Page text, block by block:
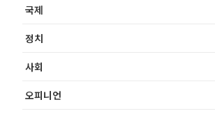
국제
정치
사회
오피니언